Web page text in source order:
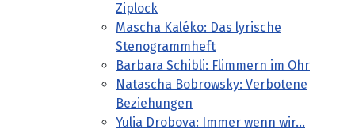
Ziplock
Mascha Kaléko: Das lyrische
Stenogrammheft
Barbara Schibli: Flimmern im Ohr
Natascha Bobrowsky: Verbotene
Beziehungen
Yulia Drobova: Immer wenn wir...